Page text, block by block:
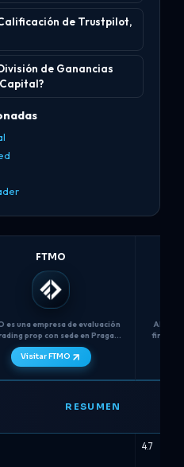
de Trustpilot,
de Ganancias
FTMO
es una empresa de evaluación
prop con sede en Praga,
en 2015, que utiliza un
de dos pasos (Desafío FTMO
con tiempo ilimitado,
límite de pérdida diaria
Visitar FTMO
Alpha
firma
RESUMEN
4.7